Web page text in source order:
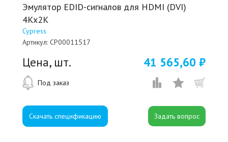
Эмулятор EDID-сигналов для HDMI (DVI)
4Kх2K
Cypress
Артикул: CP00011517
Цена, шт. 41 565,60 ₽
Под заказ
Скачать спецификацию